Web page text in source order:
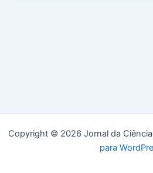
Copyright © 2026 Jornal da
para